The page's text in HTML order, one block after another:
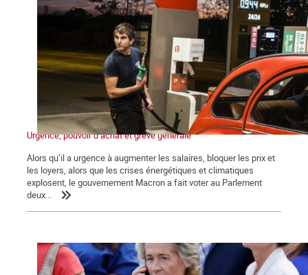
Urgence, pouvoir d’achat et grève générale
Alors qu’il a urgence à augmenter les salaires, bloquer les prix et
les loyers, alors que les crises énergétiques et climatiques
explosent, le gouvernement Macron a fait voter au Parlement
deux...